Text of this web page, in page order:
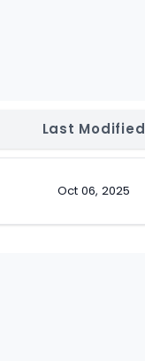
Last Modified
Oct 06, 2025